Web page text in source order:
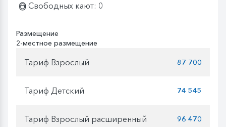
Свободных кают: 0
Размещение
2-местное размещение
Тариф Взрослый 87 700
Тариф Детский 74 545
Тариф Взрослый расширенный 96 470